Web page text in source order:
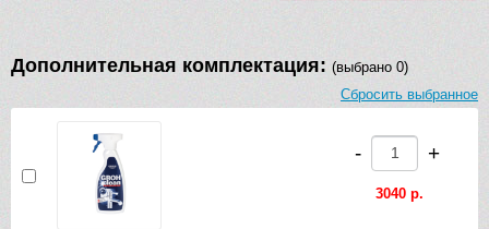
Дополнительная комплектация: (выбрано 0)
Сбросить выбранное
- +
3040 р.